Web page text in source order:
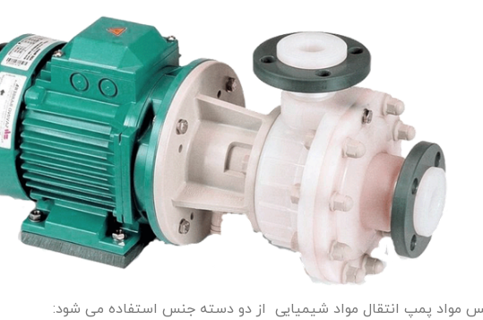
مواد پمپ انتقال مواد شیمیایی از دو دسته جنس استفاده می شود: